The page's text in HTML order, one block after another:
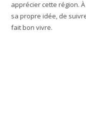
apprécier cette région.
sa propre idée, de
fait bon vivre.